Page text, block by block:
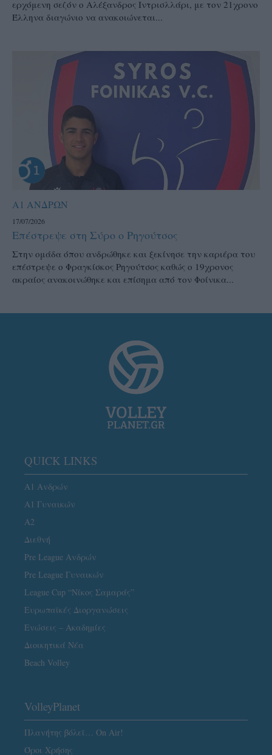
ερχόμενη σεζόν ο Αλέξανδρος Ιντρισλλάρι, με τον 21χρονο
Έλληνα διαγώνιο να ανακοιώνεται...
Α1 ΑΝΔΡΩΝ
17/07/2026
Επέστρεψε στη Σύρο ο Ρηγούτσος
Στην ομάδα όπου ανδρώθηκε και ξεκίνησε την καριέρα του
επέστρεψε ο Φραγκίσκος Ρηγούτσος καθώς ο 19χρονος
ακραίος ανακοινώθηκε και επίσημα από τον Φοίνικα...
QUICK LINKS
Α1 Ανδρών
Α1 Γυναικών
A2
Διεθνή
Pre League Ανδρών
Pre League Γυναικών
League Cup “Νίκος Σαμαράς”
Ευρωπαϊκές Διοργανώσεις
Ενώσεις – Ακαδημίες
Διοικητικά Νέα
Beach Volley
VolleyPlanet
Πλανήτης βόλεϊ… On Air!
Όροι Χρήσης